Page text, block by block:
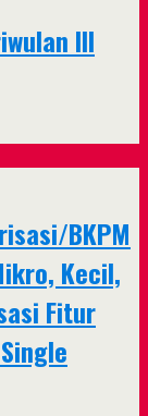
III
BKPM
Kecil,
Fitur